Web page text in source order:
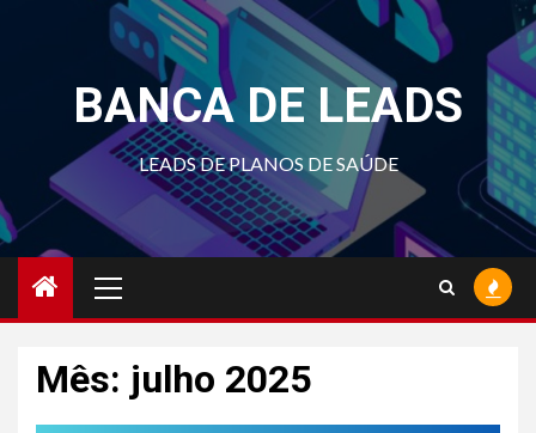
BANCA DE LEADS
LEADS DE PLANOS DE SAÚDE
Menu
Mês: julho 2025